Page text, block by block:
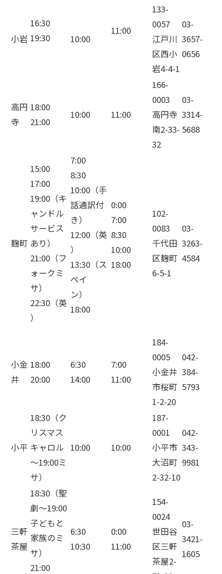
小岩
16:30
19:30
10:00
11:00
133-
0057
江戸川
区西小
岩4-4-1
03-
3657-
0656
高円
寺
18:00
21:00
10:00 11:00
166-
0003
高円寺
南2-33-
32
03-
3314-
5688
麹町
15:00
17:00
19:00（キ
ャンドル
サービス
あり）
21:00（フ
ォークミ
サ）
22:30（英
）
7:00
8:30
10:00（手
話通訳付
き）
12:00（英
）
13:30（ス
ペイ
ン）
18:00
0:00
7:00
8:30
10:00
18:00
102-
0083
千代田
区麹町
6-5-1
03-
3263-
4584
小金
井
18:00
20:00
6:30
14:00
7:00
11:00
184-
0005
小金井
市桜町
1-2-20
042-
384-
5793
小平
18:30（ク
リスマス
キャロル
～19:00ミ
サ）
10:00 10:00
187-
0001
小平市
大沼町
2-32-10
042-
343-
9981
三軒
茶屋
18:30（聖
劇～19:00
子どもと
家族のミ
サ）
21:00
6:30
10:30
0:00
11:00
154-
0024
世田谷
区三軒
茶屋2-
03-
3421-
1605